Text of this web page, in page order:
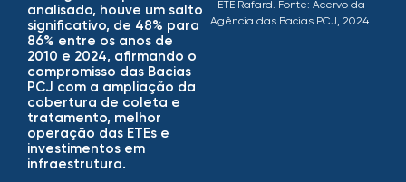
analisado, houve um salto
significativo, de 48% para
86% entre os anos de
2010 e 2024, afirmando o
compromisso das Bacias
PCJ com a ampliação da
cobertura de coleta e
tratamento, melhor
operação das ETEs e
investimentos em
infraestrutura.
ETE Rafard. Fonte: Acervo da
Agência das Bacias PCJ, 2024.